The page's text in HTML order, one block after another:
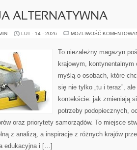
ALTERNATYWNA
LUT - 14 - 2026 MOŻLIWOŚĆ
To niezależny magazyn
krajowym, kontynentalnym
myślą o osobach, które
się nie tylko „tu i teraz”,
kontekście: jak zmieniają
potrzeby podopiecznych,
oraz priorytety samorządów. To miejsce
z analizą, a inspiracje z różnych krajów
edukacyjna i […]